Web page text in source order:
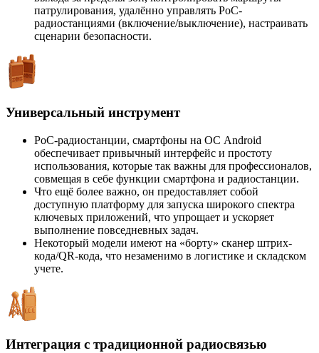
патрулирования, удалённо управлять PoC-
радиостанциями (включение/выключение), настраивать
сценарии безопасности.
Универсальный инструмент
PoC-радиостанции, смартфоны на ОС Android
обеспечивает привычный интерфейс и простоту
использования, которые так важны для профессионалов,
совмещая в себе функции смартфона и радиостанции.
Что ещё более важно, он предоставляет собой
доступную платформу для запуска широкого спектра
ключевых приложений, что упрощает и ускоряет
выполнение повседневных задач.
Некоторый модели имеют на «борту» сканер штрих-
кода/QR-кода, что незаменимо в логистике и складском
учете.
Интеграция с традиционной радиосвязью